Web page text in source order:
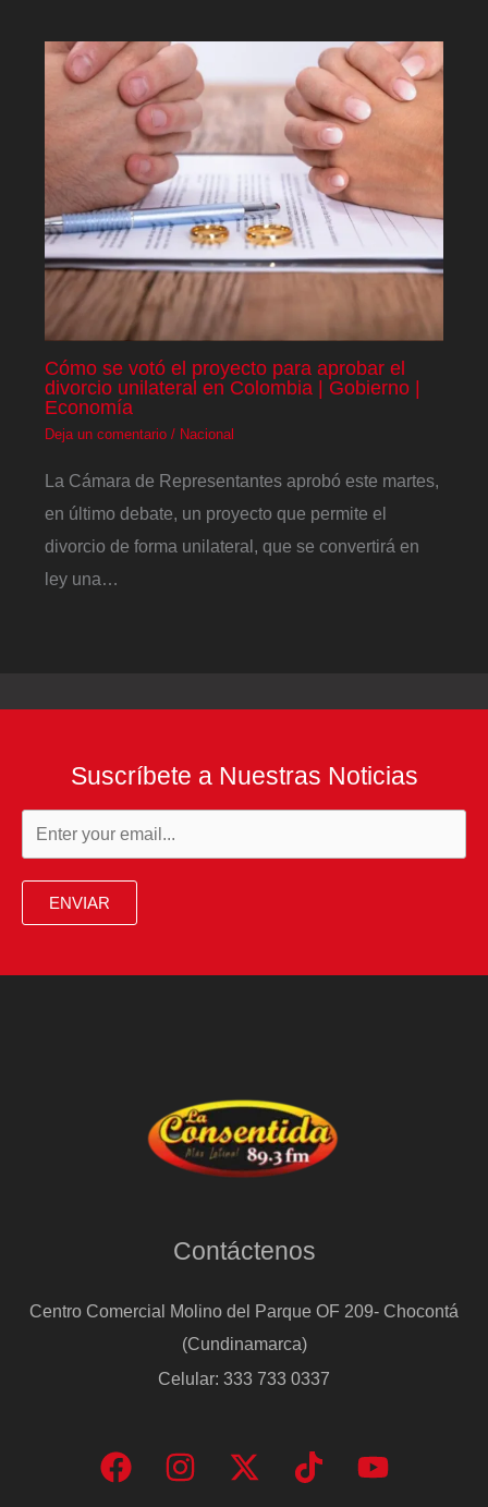
Cómo se votó el proyecto para aprobar el
divorcio unilateral en Colombia | Gobierno |
Economía
Deja un comentario / Nacional
La Cámara de Representantes aprobó este martes,
en último debate, un proyecto que permite el
divorcio de forma unilateral, que se convertirá en
ley una…
Suscríbete a Nuestras Noticias
ENVIAR
Contáctenos
Centro Comercial Molino del Parque OF 209- Chocontá
(Cundinamarca)
Celular: 333 733 0337